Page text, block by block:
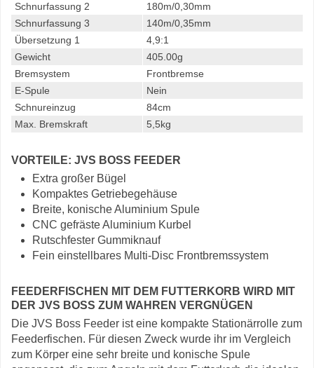
Schnurfassung 2
180m/0,30mm
Schnurfassung 3
140m/0,35mm
Übersetzung 1
4,9:1
Gewicht
405.00g
Bremsystem
Frontbremse
E-Spule
Nein
Schnureinzug
84cm
Max. Bremskraft
5,5kg
VORTEILE: JVS BOSS FEEDER
Extra großer Bügel
Kompaktes Getriebegehäuse
Breite, konische Aluminium Spule
CNC gefräste Aluminium Kurbel
Rutschfester Gummiknauf
Fein einstellbares Multi-Disc Frontbremssystem
FEEDERFISCHEN MIT DEM FUTTERKORB WIRD MIT
DER JVS BOSS ZUM WAHREN VERGNÜGEN
Die JVS Boss Feeder ist eine kompakte Stationärrolle zum
Feederfischen. Für diesen Zweck wurde ihr im Vergleich
zum Körper eine sehr breite und konische Spule